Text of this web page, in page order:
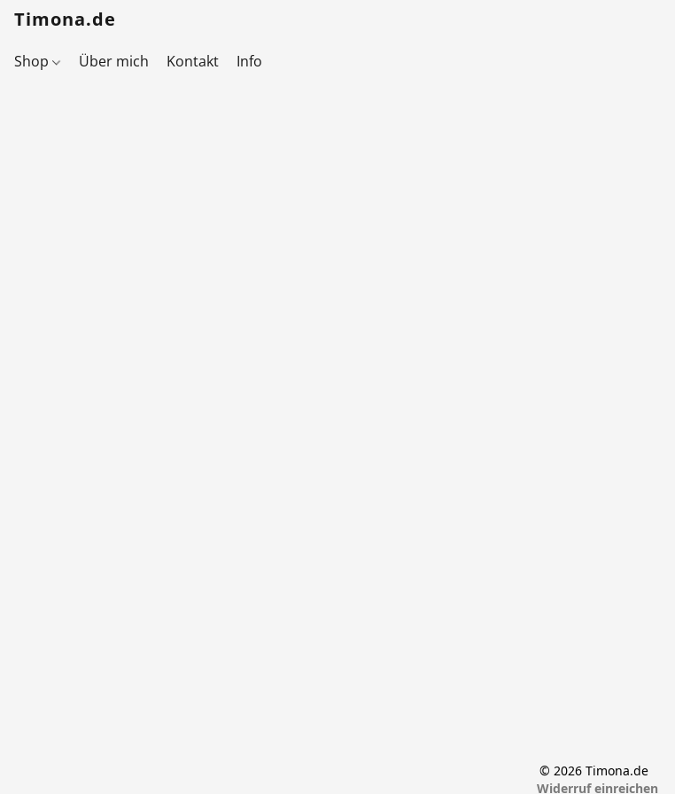
Timona.de
Shop Über mich Kontakt Info
© 2026 Timona.de
Widerruf einreichen